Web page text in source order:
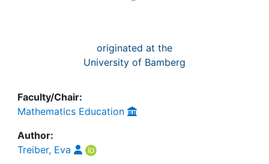
originated at the
University of Bamberg
Faculty/Chair:
Mathematics Education
Author:
Treiber, Eva